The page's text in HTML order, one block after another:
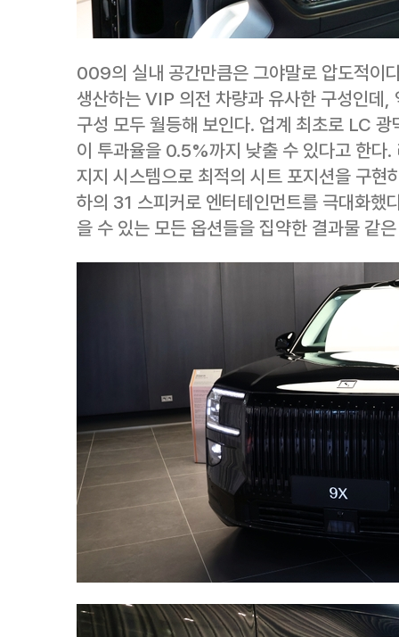
009의 실내 공간만큼은 그야말로 압도적이
생산하는 VIP 의전 차량과 유사한 구성인데,
구성 모두 월등해 보인다. 업계 최초로 LC
이 투과율을 0.5%까지 낮출 수 있다고 한다
지지 시스템으로 최적의 시트 포지션을 구
하의 31 스피커로 엔터테인먼트를 극대화했
을 수 있는 모든 옵션들을 집약한 결과물 같